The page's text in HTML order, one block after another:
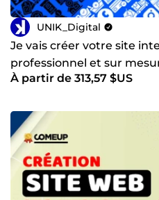
UNIK_Digital
Je vais créer votre site
professionnel et sur
À partir de 313,57 $US